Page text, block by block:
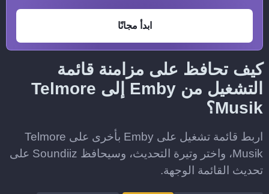
ابدأ مجانًا
كيف تحافظ على مزامنة قائمة
التشغيل من Emby إلى Telmore
Musik؟
اربط قائمة تشغيل على Emby بأخرى على Telmore
Musik، واختر وتيرة التحديث، وسيحافظ Soundiiz على
تحديث القائمة الوجهة.